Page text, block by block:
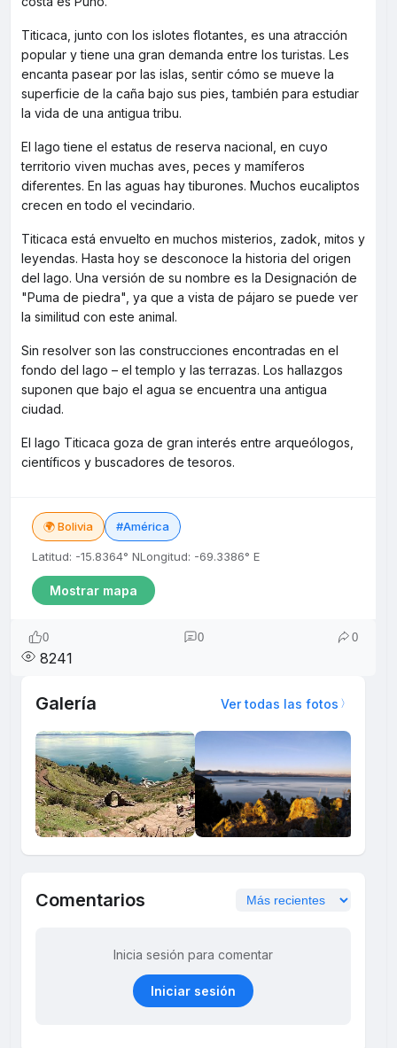
Titicaca, junto con los islotes flotantes, es una atracción
popular y tiene una gran demanda entre los turistas. Les
encanta pasear por las islas, sentir cómo se mueve la
superficie de la caña bajo sus pies, también para estudiar
la vida de una antigua tribu.
El lago tiene el estatus de reserva nacional, en cuyo
territorio viven muchas aves, peces y mamíferos
diferentes. En las aguas hay tiburones. Muchos eucaliptos
crecen en todo el vecindario.
Titicaca está envuelto en muchos misterios, zadok, mitos y
leyendas. Hasta hoy se desconoce la historia del origen
del lago. Una versión de su nombre es la Designación de
"Puma de piedra", ya que a vista de pájaro se puede ver
la similitud con este animal.
Sin resolver son las construcciones encontradas en el
fondo del lago – el templo y las terrazas. Los hallazgos
suponen que bajo el agua se encuentra una antigua
ciudad.
El lago Titicaca goza de gran interés entre arqueólogos,
científicos y buscadores de tesoros.
🌍 Bolivia #América
Latitud: -15.8364° NLongitud: -69.3386° E
Mostrar mapa
0 0 0
8241
Galería Ver todas las fotos
Comentarios
Inicia sesión para comentar
Iniciar sesión